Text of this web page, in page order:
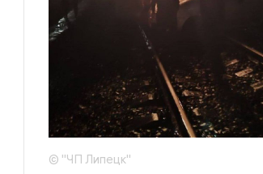
© "ЧП Липецк"